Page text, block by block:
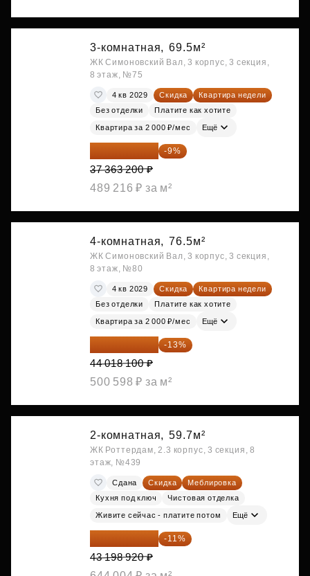
3-комнатная, 69.5м²
ЖК Симоновский Вал, 3 корпус, 3 секция,
8 этаж, №75
4 кв 2029 Скидка
Квартира недели
Без отделки
Платите как хотите
Квартира за 2 000 ₽/мес Ещё
34 000 512 ₽ -9%
37 363 200 ₽
489 216 ₽ за м²
4-комнатная, 76.5м²
ЖК Симоновский Вал, 3 корпус, 3 секция,
8 этаж, №80
4 кв 2029 Скидка
Квартира недели
Без отделки
Платите как хотите
Квартира за 2 000 ₽/мес Ещё
38 295 747 ₽ -13%
44 018 100 ₽
500 598 ₽ за м²
2-комнатная, 59.7м²
ЖК Роттердам, 2.3 корпус, 3 секция, 8
этаж, №439
Сдана Скидка
Меблировка
Кухня под ключ
Чистовая отделка
Живите сейчас - платите потом Ещё
38 447 039 ₽ -11%
43 198 920 ₽